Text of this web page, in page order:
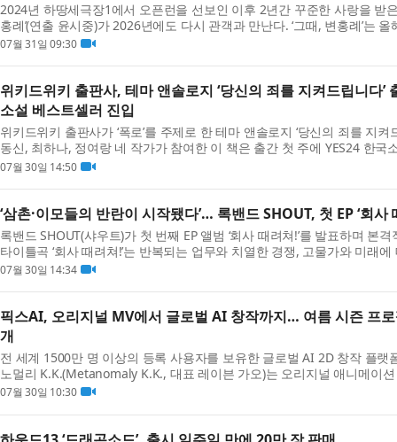
2024년 하땅세극장1에서 오픈런을 선보인 이후 2년간 꾸준한 사랑을 받
홍례’(연출 윤시중)가 2026년에도 다시 관객과 만난다. ‘그때, 변홍례’는
어터에서도 함께 막을 올려 두 도시에서 동시에 공...
07월 31일 09:30
위키드위키 출판사, 테마 앤솔로지 ‘당신의 죄를 지켜드립니다’
소설 베스트셀러 진입
위키드위키 출판사가 ‘폭로’를 주제로 한 테마 앤솔로지 ‘당신의 죄를 지
동신, 최하나, 정여랑 네 작가가 참여한 이 책은 출간 첫 주에 YES24 한국
르며 독자들의 긍정적인 반응을 이끌어내고 있다...
07월 30일 14:50
‘삼촌·이모들의 반란이 시작됐다’… 록밴드 SHOUT, 첫 EP ‘회사
록밴드 SHOUT(샤우트)가 첫 번째 EP 앨범 ‘회사 때려쳐!’를 발표하며 본
타이틀곡 ‘회사 때려쳐!’​는 반복되는 업무와 치열한 경쟁, 고물가와 미래
인들의 현실과 속마음을 솔직하게 담아낸 대중 ...
07월 30일 14:34
픽스AI, 오리지널 MV에서 글로벌 AI 창작까지… 여름 시즌 프로
개
전 세계 1500만 명 이상의 등록 사용자를 보유한 글로벌 AI 2D 창작 플랫
노멀리 K.K.(Metanomaly K.K., 대표 레이븐 가오)는 오리지널 애니메이
영상 창작 도구, 글로벌 콘테스트를 연결한 여름 시...
07월 30일 10:30